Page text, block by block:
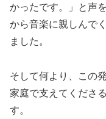
かったです。」と声
から音楽に親しんで
ました。
そして何より、この
家庭で支えてくださ
す。